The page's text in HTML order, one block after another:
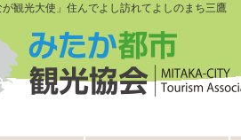
が観光大使」住んでよし訪れてよしのまち三鷹